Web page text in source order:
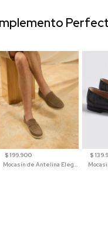
$ 199.900
Mocasín de Antelina Elegante con Suela de Contraste Para Hombre
$